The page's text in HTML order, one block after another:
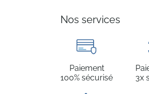
Nos services
Paiement
100% sécurisé
3x